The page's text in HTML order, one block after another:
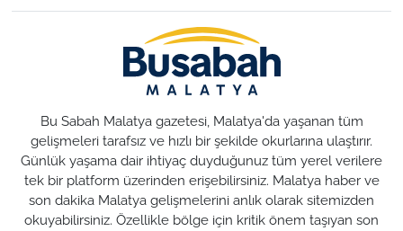
Bu Sabah Malatya gazetesi, Malatya'da yaşanan tüm
gelişmeleri tarafsız ve hızlı bir şekilde okurlarına ulaştırır.
Günlük yaşama dair ihtiyaç duyduğunuz tüm yerel verilere
tek bir platform üzerinden erişebilirsiniz. Malatya haber ve
son dakika Malatya gelişmelerini anlık olarak sitemizden
okuyabilirsiniz. Özellikle bölge için kritik önem taşıyan son